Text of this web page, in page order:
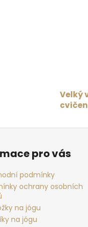
Velký
pro vás
podmínky
ochrany osobních
na jógu
na jógu